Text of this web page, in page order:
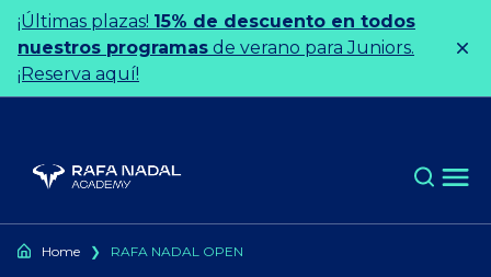
Ir al contenido
¡Últimas plazas! 15% de descuento en todos
nuestros programas de verano para Juniors.
¡Reserva aquí!
Home ❯ RAFA NADAL OPEN